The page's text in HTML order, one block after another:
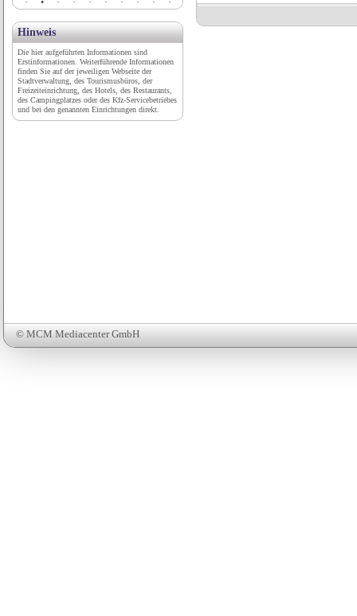
© MCM Mediacenter GmbH
Hinweis
Die hier aufgeführten Informationen sind
Erstinformationen. Weiterführende Informationen
finden Sie auf der jeweiligen Webseite der
Stadtverwaltung, des Tourismusbüros, der
Freizeiteinrichtung, des Hotels, des Restaurants,
des Campingplatzes oder des Kfz-Servicebetriebes
und bei den genannten Einrichtungen direkt.